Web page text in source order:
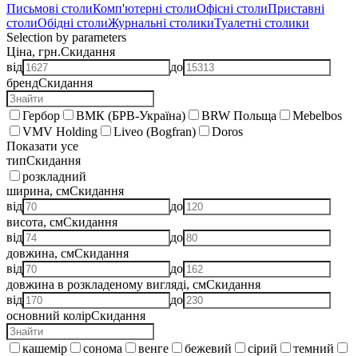
Письмові столиКомп'ютерні столиОфісні столиПриставні
столиОбідні столиЖурнальні столикиТуалетні столики
Selection by parameters
Ціна, грн.Скидання
від
до
брендСкидання
Гербор ВМК (БРВ-Україна) BRW Польща
Mebelbos
VMV Holding
Liveo (Bogfran)
Doros
Показати усе
типСкидання
розкладний
ширина, смСкидання
від
до
висота, смСкидання
від
до
довжина, смСкидання
від
до
довжина в розкладеному вигляді, смСкидання
від
до
основний колірСкидання
кашемір сонома венге бежевий сірий
темний